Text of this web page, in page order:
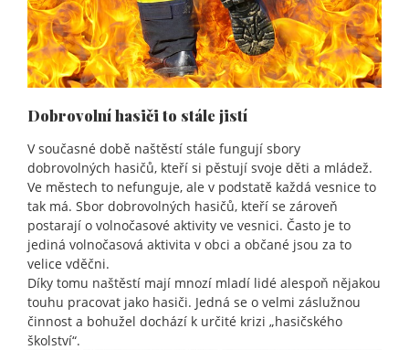
Dobrovolní hasiči to stále jistí
V současné době naštěstí stále fungují sbory
dobrovolných hasičů, kteří si pěstují svoje děti a mládež.
Ve městech to nefunguje, ale v podstatě každá vesnice to
tak má. Sbor dobrovolných hasičů, kteří se zároveň
postarají o volnočasové aktivity ve vesnici. Často je to
jediná volnočasová aktivita v obci a občané jsou za to
velice vděčni.
Díky tomu naštěstí mají mnozí mladí lidé alespoň nějakou
touhu pracovat jako hasiči. Jedná se o velmi záslužnou
činnost a bohužel dochází k určité krizi „hasičského
školství“.